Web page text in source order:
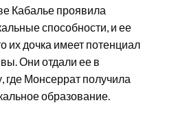
Кабалье проявила
способности, и ее
их дочка имеет потенциал
Они отдали ее в
где Монсеррат получила
образование.